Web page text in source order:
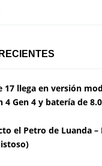
17 llega en versión
4 Gen 4 y batería de
el Petro de Luanda –